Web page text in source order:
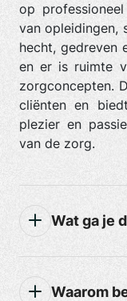
op
van opleidingen,
hecht, gedreven
en er is ruimte
zorgconcepten.
cliënten en
plezier en
van de zorg.
Wat ga je
Waarom